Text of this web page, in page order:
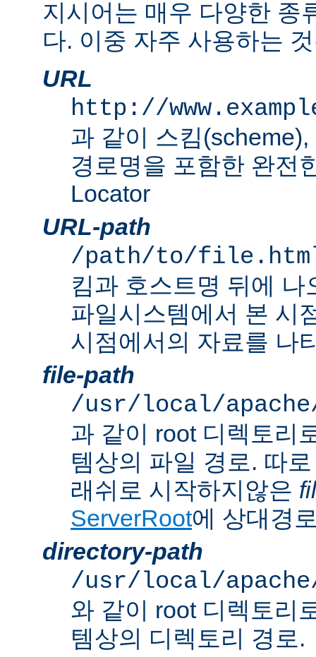
지시어는 매우 다양한 종
다. 이중 자주 사용하는
URL
http://
과 같이 스킴
경로명을 포함한 완전
Locator
URL-path
/path/to/
킴과 호스트명 뒤에
파일시스템에서 본 시
시점에서의 자료를 나
file-path
/usr/local/
과 같이 root 디렉토리
템상의 파일 경로. 따
래쉬로 시작하지않은
ServerRoot에 상대경
directory-path
/usr/local/
와 같이 root 디렉토리
템상의 디렉토리 경로.